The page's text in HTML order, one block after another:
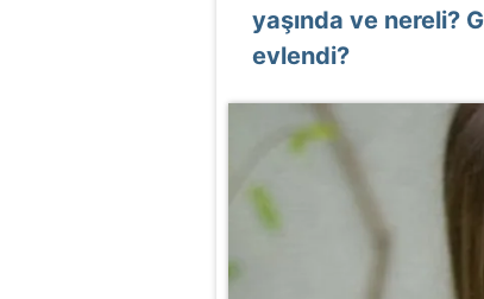
yaşında ve nereli?
evlendi?